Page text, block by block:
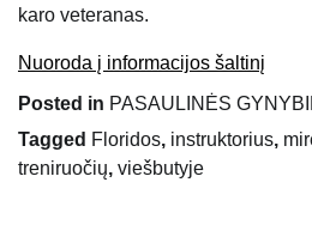
karo veteranas.
Nuoroda į informacijos šaltinį
Posted in PASAULINĖS
Tagged Floridos, instruktorius,
treniruočių, viešbutyje